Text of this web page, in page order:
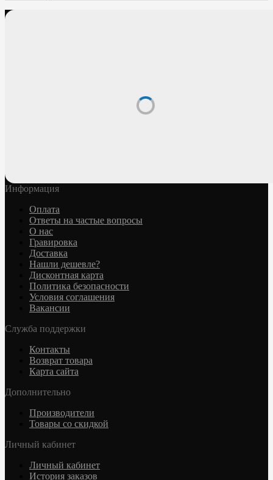
Информация
Оплата
Ответы на частые вопросы
О нас
Гравировка
Доставка
Нашли дешевле?
Дисконтная карта
Политика безопасности
Условия соглашения
Вакансии
Служба поддержки
Контакты
Возврат товара
Карта сайта
Дополнительно
Производители
Товары со скидкой
Личный кабинет
Личный кабинет
История заказов